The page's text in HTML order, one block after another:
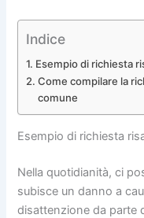
Indice
Esempio di richiesta
Come compilare la
comune
Esempio di richiesta
Nella quotidianità, ci
subisce un danno a
disattenzione da parte